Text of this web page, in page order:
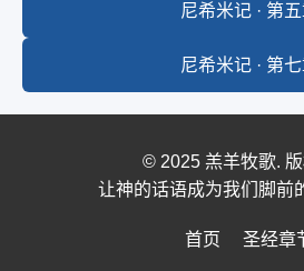
尼希米记 · 第
尼希米记 · 第
© 2025 羔羊牧歌.
让神的话语成为我们脚前
首页 圣经章